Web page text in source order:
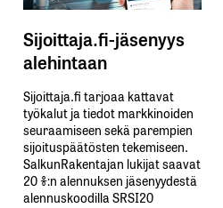
Sijoittaja.fi-jäsenyys
alehintaan
Sijoittaja.fi tarjoaa kattavat
työkalut ja tiedot markkinoiden
seuraamiseen sekä parempien
sijoituspäätösten tekemiseen.
SalkunRakentajan lukijat saavat
20 %:n alennuksen jäsenyydestä
alennuskoodilla SRSI20